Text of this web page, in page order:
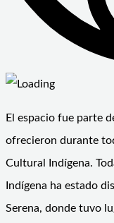
El espacio fue parte
ofrecieron durante
Cultural Indígena.
Indígena ha estado
Serena, donde tuvo